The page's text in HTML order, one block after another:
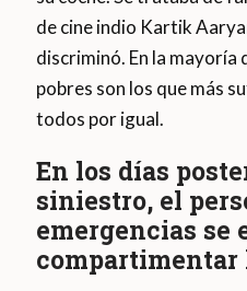
de cine indio Kartik
discriminó. En la mayoría
pobres son los que más
todos por igual.
En los días
siniestro, el
emergencias se
compartimentar